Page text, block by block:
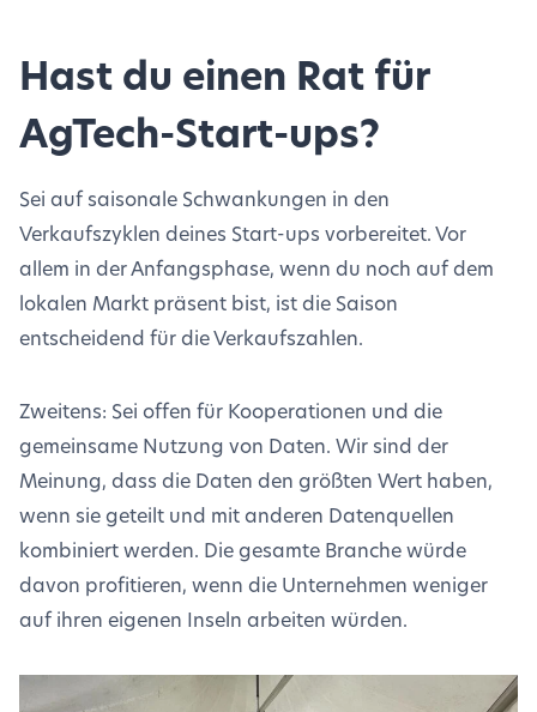
Hast du einen Rat für
AgTech-Start-ups?
Sei auf saisonale Schwankungen in den
Verkaufszyklen deines Start-ups vorbereitet. Vor
allem in der Anfangsphase, wenn du noch auf dem
lokalen Markt präsent bist, ist die Saison
entscheidend für die Verkaufszahlen.
Zweitens: Sei offen für Kooperationen und die
gemeinsame Nutzung von Daten. Wir sind der
Meinung, dass die Daten den größten Wert haben,
wenn sie geteilt und mit anderen Datenquellen
kombiniert werden. Die gesamte Branche würde
davon profitieren, wenn die Unternehmen weniger
auf ihren eigenen Inseln arbeiten würden.